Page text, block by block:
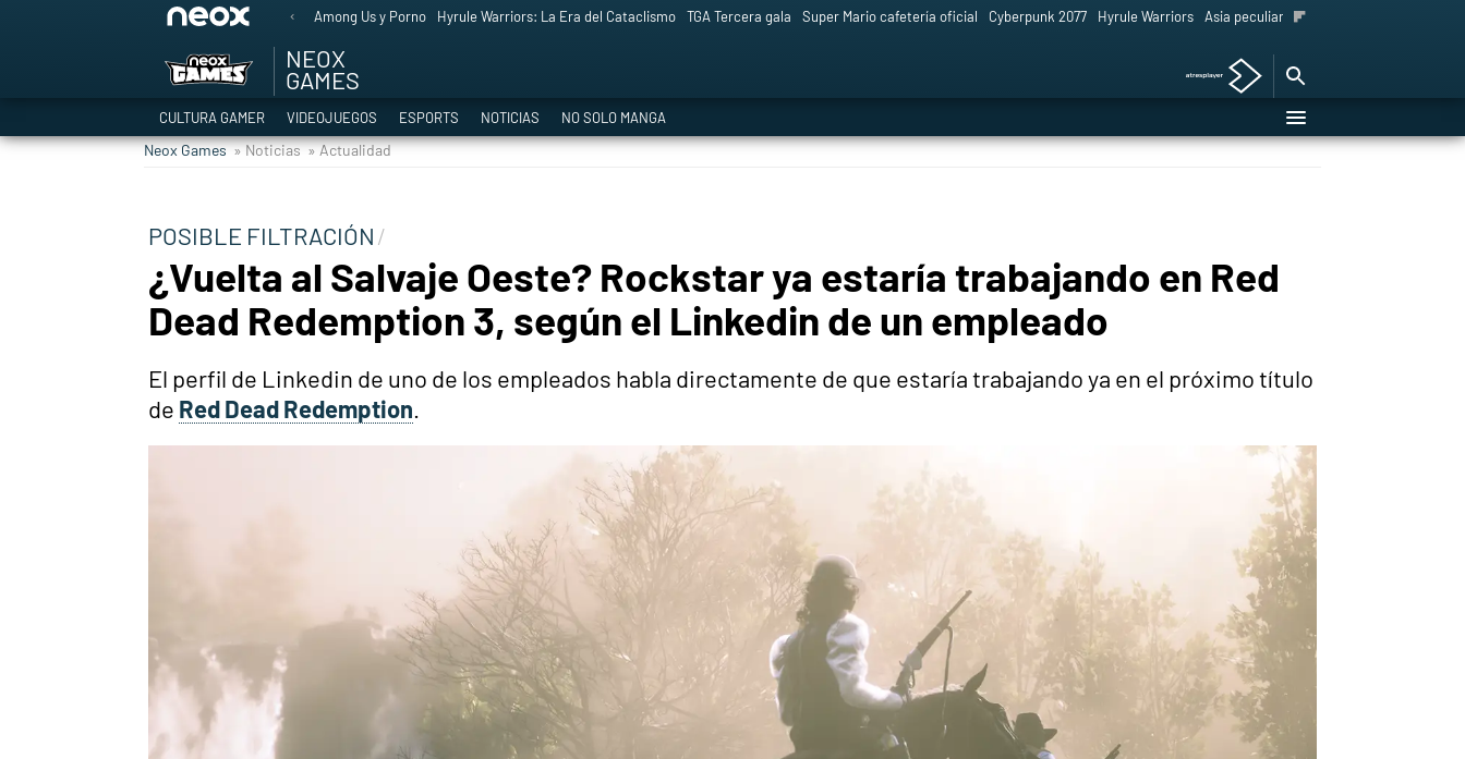
Among Us y Porno Hyrule Warriors: La Era del Cataclismo TGA Tercera gala Super Mario cafetería oficial Cyberpunk 2077 Hyrule Warriors Asia peculiar tradición
NEOX
GAMES
CULTURA GAMER VIDEOJUEGOS ESPORTS NOTICIAS NO SOLO MANGA
Neox Games » Noticias » Actualidad
POSIBLE FILTRACIÓN
¿Vuelta al Salvaje Oeste? Rockstar ya estaría trabajando en Red
Dead Redemption 3, según el Linkedin de un empleado
El perfil de Linkedin de uno de los empleados habla directamente de que estaría trabajando ya en el próximo título
de Red Dead Redemption